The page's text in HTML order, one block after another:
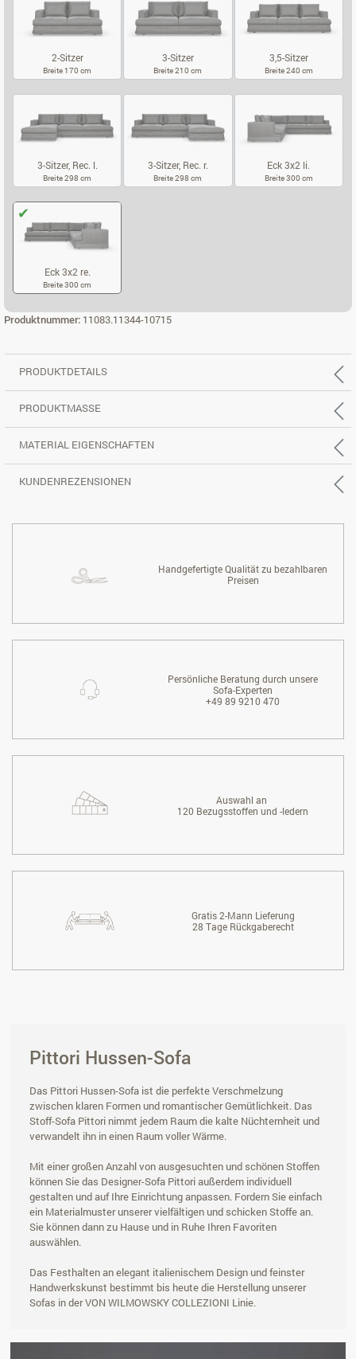
2-Sitzer
Breite 170 cm
3-Sitzer
Breite 210 cm
3,5-Sitzer
Breite 240 cm
3-Sitzer, Rec. l.
Breite 298 cm
3-Sitzer, Rec. r.
Breite 298 cm
Eck 3x2 li.
Breite 300 cm
Eck 3x2 re.
Breite 300 cm
Produktnummer: 11083.11344-10715
PRODUKTDETAILS
PRODUKTMASSE
MATERIAL EIGENSCHAFTEN
KUNDENREZENSIONEN
Handgefertigte Qualität zu bezahlbaren
Preisen
Persönliche Beratung durch unsere
Sofa-Experten
+49 89 9210 470
Auswahl an
120 Bezugsstoffen und -ledern
Gratis 2-Mann Lieferung
28 Tage Rückgaberecht
Pittori Hussen-Sofa
Das Pittori Hussen-Sofa ist die perfekte Verschmelzung
zwischen klaren Formen und romantischer Gemütlichkeit. Das
Stoff-Sofa Pittori nimmt jedem Raum die kalte Nüchternheit und
verwandelt ihn in einen Raum voller Wärme.
Mit einer großen Anzahl von ausgesuchten und schönen Stoffen
können Sie das Designer-Sofa Pittori außerdem individuell
gestalten und auf Ihre Einrichtung anpassen. Fordern Sie einfach
ein Materialmuster unserer vielfältigen und schicken Stoffe an.
Sie können dann zu Hause und in Ruhe Ihren Favoriten
auswählen.
Das Festhalten an elegant italienischem Design und feinster
Handwerkskunst bestimmt bis heute die Herstellung unserer
Sofas in der VON WILMOWSKY COLLEZIONI Linie.